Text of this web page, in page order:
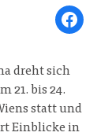
Share on
dreht sich
21. bis 24.
statt und
Einblicke in